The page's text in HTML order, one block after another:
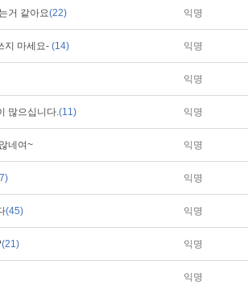
거 같아요(22) 익명
지 마세요- (14) 익명
익명
많으십니다.(11) 익명
네여~ 익명
익명
(45) 익명
(21) 익명
익명